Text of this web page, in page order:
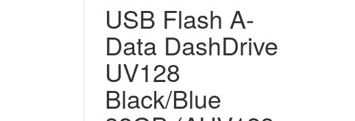
USB Flash A-
Data DashDrive
UV128
Black/Blue